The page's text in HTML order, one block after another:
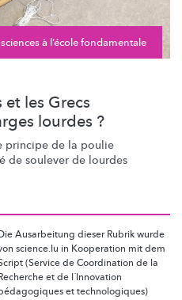
à l’école fondamentale
les Grecs
lourdes ?
principe de la poulie
de soulever de lourdes
Ausarbeitung dieser Rubrik wurde
science.lu in Kooperation mit dem
(Service de Coordination de la
et de l´Innovation
et technologiques)